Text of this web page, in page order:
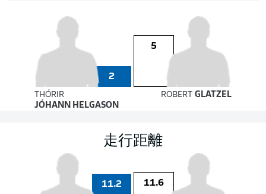
2
5
THÓRIR
JÓHANN HELGASON
ROBERTGLATZEL
走行距離
11.2 11.6